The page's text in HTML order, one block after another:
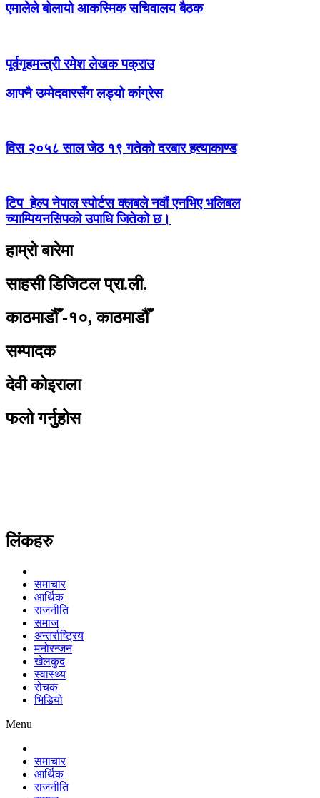
एमालेले बोलायो आकस्मिक सचिवालय बैठक
पूर्वगृहमन्त्री रमेश लेखक पक्राउ
आफ्नै उम्मेदवारसँग लड्यो कांग्रेस
विस २०५८ साल जेठ १९ गतेको दरबार हत्याकाण्ड
टिप हेल्प नेपाल स्पोर्टस क्लबले नवौं एनभिए भलिबल
च्याम्पियनसिपको उपाधि जितेको छ।
हाम्रो बारेमा
साहसी डिजिटल प्रा.ली.
काठमाडौँ -१०, काठमाडौँ
सम्पादक
देवी कोइराला
फलो गर्नुहोस
लिंकहरु
समाचार
आर्थिक
राजनीति
समाज
अन्तर्राष्ट्रिय
मनोरन्जन
खेलकुद
स्वास्थ्य
रोचक
भिडियो
Menu
समाचार
आर्थिक
राजनीति